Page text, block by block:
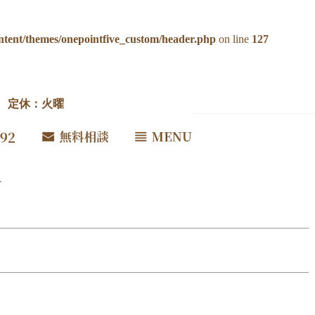
themes/onepointfive_custom/header.php on line 127
定休：火曜